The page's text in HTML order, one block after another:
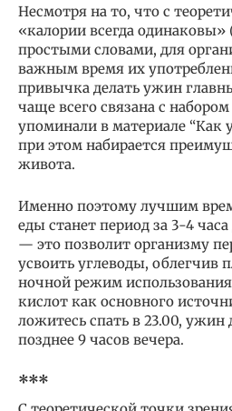
Несмотря на то, что с
«калории всегда одинаковы»
простыми словами, для
важным время их
привычка делать ужин
чаще всего связана с
упоминали в материале “Как
при этом набирается
живота.
Именно поэтому лучшим
еды станет период за 3-4
— это позволит организму
усвоить углеводы, облегчив
ночной режим
кислот как основного
ложитесь спать в 23.00,
позднее 9 часов вечера.
***